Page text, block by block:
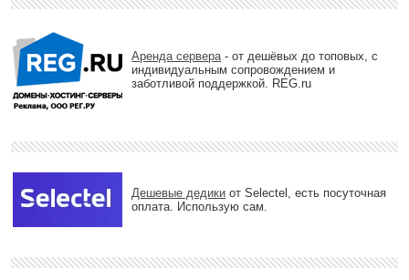
Аренда сервера - от дешёвых до топовых, с
индивидуальным сопровождением и
заботливой поддержкой. REG.ru
Дешевые дедики от Selectel, есть посуточная
оплата. Использую сам.